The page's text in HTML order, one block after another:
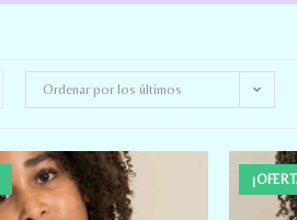
Ordenar por los últimos